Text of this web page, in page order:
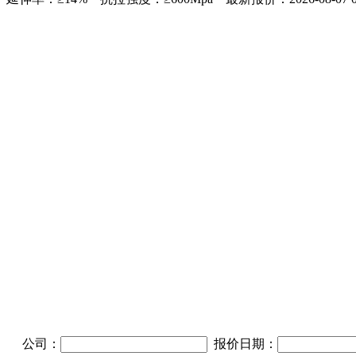
公司： 报价日期：